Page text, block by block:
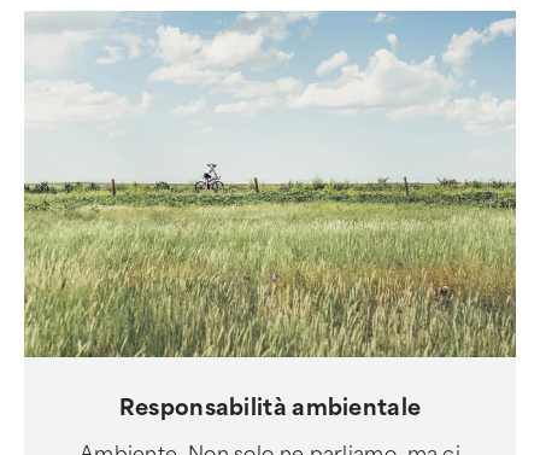
Responsabilità ambientale